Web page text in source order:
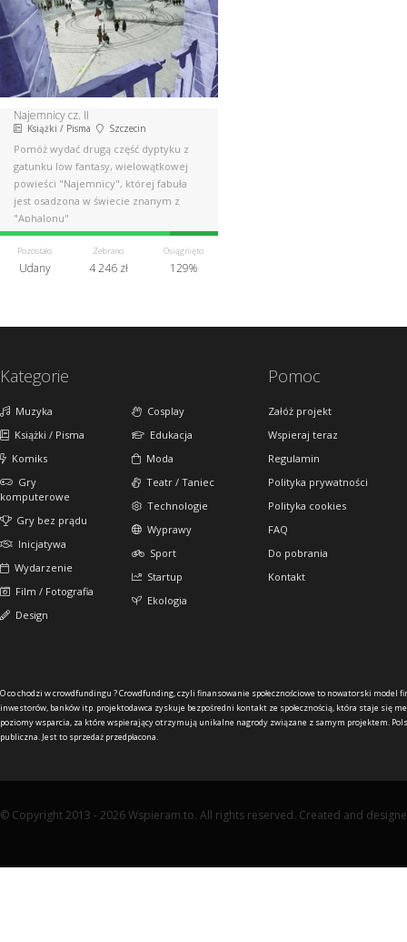
Najemnicy cz. II
Książki / Pisma Szczecin
Pomóż wydać drugą część dyptyku z
gatunku low fantasy, wielowątkowej
powieści "Najemnicy", której fabuła
jest osadzona w świecie znanym z
"Aphalonu"
Pozostało
Udany
Zebrano
4 246 zł
Osiągnięto
129%
Kategorie
Muzyka
Książki / Pisma
Komiks
Gry
komputerowe
Gry bez prądu
Inicjatywa
Wydarzenie
Film / Fotografia
Design
Cosplay
Edukacja
Moda
Teatr / Taniec
Technologie
Wyprawy
Sport
Startup
Ekologia
Pomoc
Załóż projekt
Wspieraj teraz
Regulamin
Polityka prywatności
Polityka cookies
FAQ
Do pobrania
Kontakt
O co chodzi w crowdfundingu ?Crowdfunding, czyli finansowanie społecznościowe to nowatorski model
inwestorów, banków itp. projektodawca zyskuje bezpośredni kontakt ze społecznością, która staje się
poziomy wsparcia, za które wspierający otrzymują unikalne nagrody związane z samym projektem.
publiczna. Jest to sprzedaż przedpłacona.
© Copyright 2013 - 2026 Wspieram.to. All rights reserved. Created and